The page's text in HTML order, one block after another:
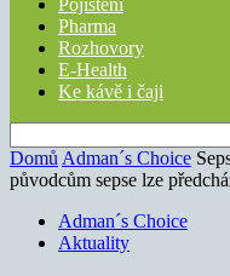
Pojištění
Pharma
Rozhovory
E-Health
Ke kávě i čaji
Domů Adman´s Choice
původcům sepse lze
Adman´s Choice
Aktuality